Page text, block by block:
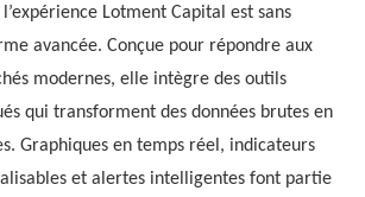
Lotment Capital est sans
avancée. Conçue pour répondre aux
modernes, elle intègre des outils
qui transforment des données brutes en
Graphiques en temps réel, indicateurs
et alertes intelligentes font partie